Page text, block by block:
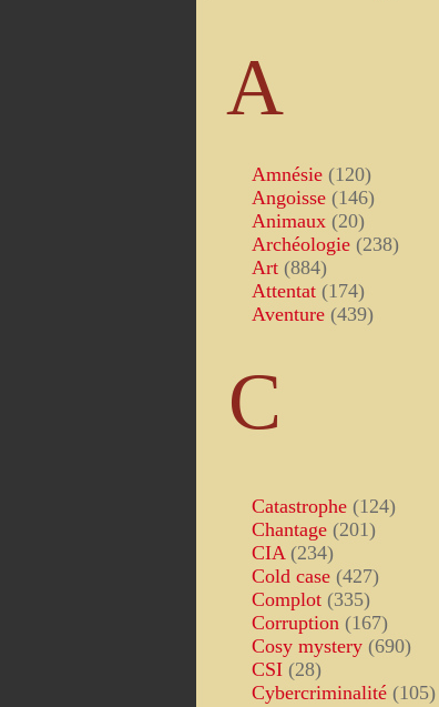
A
Amnésie (120)
Angoisse (146)
Animaux (20)
Archéologie (238)
Art (884)
Attentat (174)
Aventure (439)
C
Catastrophe (124)
Chantage (201)
CIA (234)
Cold case (427)
Complot (335)
Corruption (167)
Cosy mystery (690)
CSI (28)
Cybercriminalité (105)